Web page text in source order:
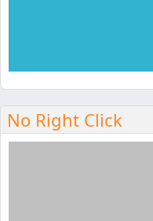
No Right Click